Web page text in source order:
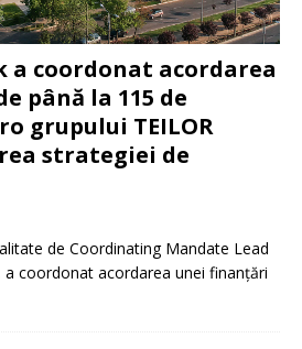
a coordonat acordarea
până la 115 de
grupului TEILOR
strategiei de
de Coordinating Mandate Lead
coordonat acordarea unei finanțări